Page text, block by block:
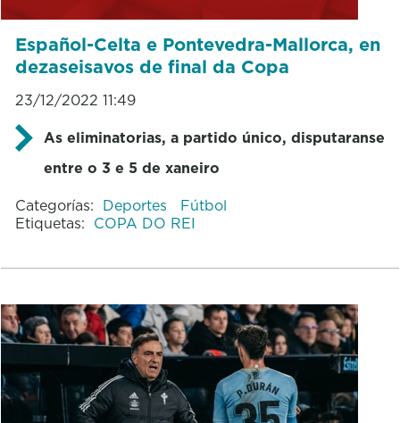
Español-Celta e Pontevedra-Mallorca, en
dezaseisavos de final da Copa
23/12/2022 11:49
As eliminatorias, a partido único, disputaranse
entre o 3 e 5 de xaneiro
Categorías: Deportes
Fútbol
Etiquetas: COPA DO REI